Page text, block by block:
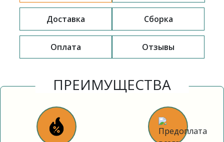
Доставка Сборка
Оплата Отзывы
ПРЕИМУЩЕСТВА